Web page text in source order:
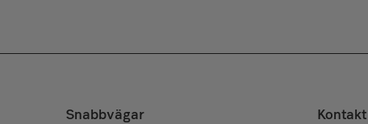
Snabbvägar
Kontakt